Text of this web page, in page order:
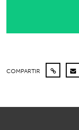
COMPARTIR